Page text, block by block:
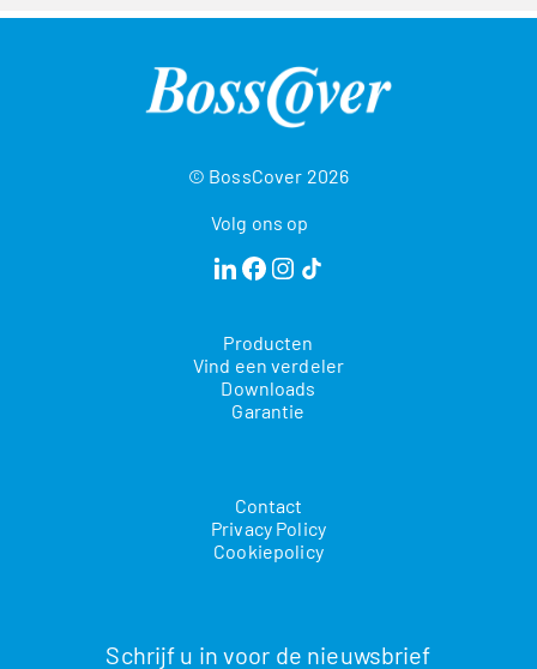
© BossCover 2026
Volg ons op
Producten
Vind een verdeler
Downloads
Garantie
Contact
Privacy Policy
Cookiepolicy
Schrijf u in voor de nieuwsbrief